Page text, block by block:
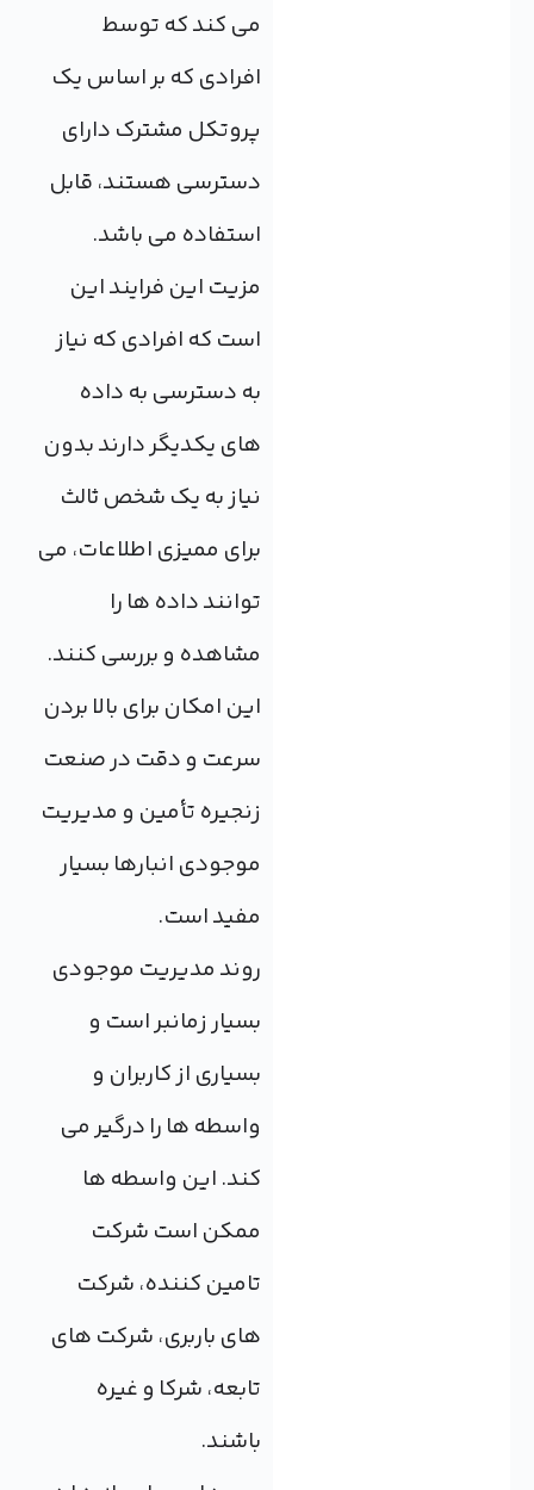
می کند که توسط
افرادی که بر اساس یک
پروتکل مشترک دارای
دسترسی هستند، قابل
استفاده می باشد.
مزیت این فرایند این
است که افرادی که نیاز
به دسترسی به داده
های یکدیگر دارند بدون
نیاز به یک شخص ثالث
برای ممیزی اطلاعات، می
توانند داده ها را
مشاهده و بررسی کنند.
این امکان برای بالا بردن
سرعت و دقت در صنعت
زنجیره تأمین و مدیریت
موجودی انبارها بسیار
مفید است.
روند مدیریت موجودی
بسیار زمانبر است و
بسیاری از کاربران و
واسطه ها را درگیر می
کند. این واسطه ها
ممکن است شرکت
تامین کننده، شرکت
های باربری، شرکت های
تابعه، شرکا و غیره
باشند.